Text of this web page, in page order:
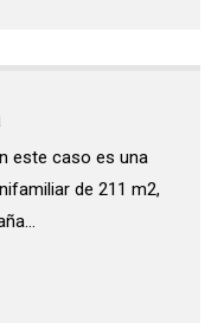
este caso es una
de 211 m2,